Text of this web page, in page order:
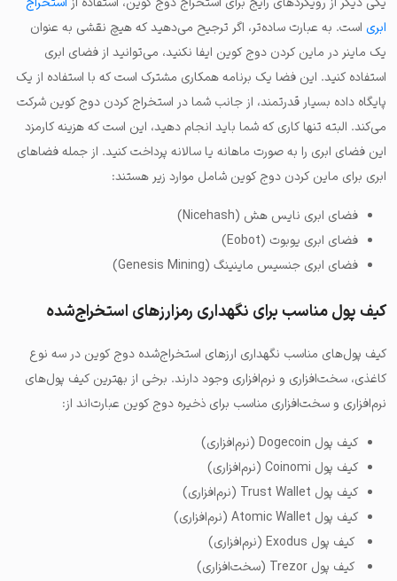
ابری است. به عبارت ساده‌تر، اگر ترجیح می‌دهید که هیچ نقشی به عنوان
یک ماینر در ماین کردن دوج کوین ایفا نکنید، می‌توانید از فضای ابری
استفاده کنید. این فضا یک برنامه همکاری مشترک است که با استفاده از یک
پایگاه داده بسیار قدرتمند، از جانب شما در استخراج کردن دوج کوین شرکت
می‌کند. البته تنها کاری که شما باید انجام دهید، این است که هزینه کارمزد
این فضای ابری را به صورت ماهانه یا سالانه پرداخت کنید. از جمله فضاهای
ابری برای ماین کردن دوج کوین شامل موارد زیر هستند:
فضای ابری نایس هش (Nicehash)
فضای ابری یوبوت (Eobot)
فضای ابری جنسیس ماینینگ (Genesis Mining)
کیف پول مناسب برای نگهداری رمزارزهای استخراج‌شده
کیف پول‌های مناسب نگهداری ارزهای استخراج‌شده دوج کوین در سه نوع
کاغذی، سخت‌افزاری و نرم‌افزاری وجود دارند. برخی از بهترین کیف پول‌های
نرم‌افزاری و سخت‌افزاری مناسب برای ذخیره دوج کوین عبارت‌اند از:
کیف پول Dogecoin (نرم‌افزاری)
کیف پول Coinomi (نرم‌افزاری)
کیف پول Trust Wallet (نرم‌افزاری)
کیف پول Atomic Wallet (نرم‌افزاری)
کیف پول Exodus (نرم‌افزاری)
کیف پول Trezor (سخت‌افزاری)